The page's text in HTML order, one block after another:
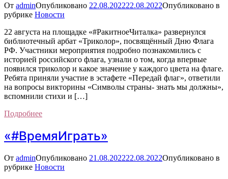
От adminОпубликовано 22.08.202222.08.2022Опубликовано в
рубрике Новости
22 августа на площадке «#РакитноеЧиталка» развернулся
библиотечный арбат «Триколор», посвящённый Дню Флага
РФ. Участники мероприятия подробно познакомились с
историей российского флага, узнали о том, когда впервые
появился триколор и какое значение у каждого цвета на флаге.
Ребята приняли участие в эстафете «Передай флаг», ответили
на вопросы викторины «Символы страны- знать мы должны»,
вспомнили стихи и […]
Подробнее
«#ВремяИграть»
От adminОпубликовано 21.08.202222.08.2022Опубликовано в
рубрике Новости